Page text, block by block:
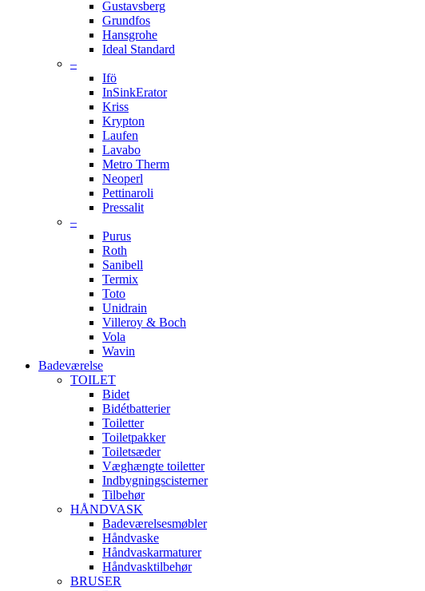
Gustavsberg
Grundfos
Hansgrohe
Ideal Standard
–
Ifö
InSinkErator
Kriss
Krypton
Laufen
Lavabo
Metro Therm
Neoperl
Pettinaroli
Pressalit
–
Purus
Roth
Sanibell
Termix
Toto
Unidrain
Villeroy & Boch
Vola
Wavin
Badeværelse
TOILET
Bidet
Bidétbatterier
Toiletter
Toiletpakker
Toiletsæder
Væghængte toiletter
Indbygningscisterner
Tilbehør
HÅNDVASK
Badeværelsesmøbler
Håndvaske
Håndvaskarmaturer
Håndvasktilbehør
BRUSER